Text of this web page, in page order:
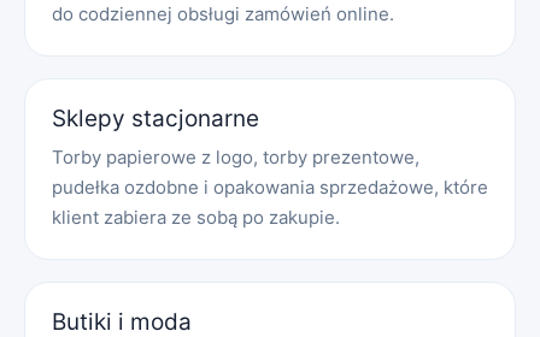
do codziennej obsługi zamówień online.
Sklepy stacjonarne
Torby papierowe z logo, torby prezentowe,
pudełka ozdobne i opakowania sprzedażowe, które
klient zabiera ze sobą po zakupie.
Butiki i moda